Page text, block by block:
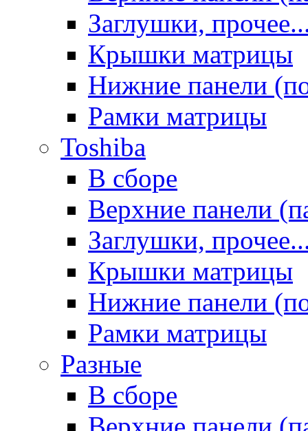
Заглушки,
Крышки матрицы
Нижние панели
Рамки матрицы
Toshiba
В сборе
Верхние панели
Заглушки,
Крышки матрицы
Нижние панели
Рамки матрицы
Разные
В сборе